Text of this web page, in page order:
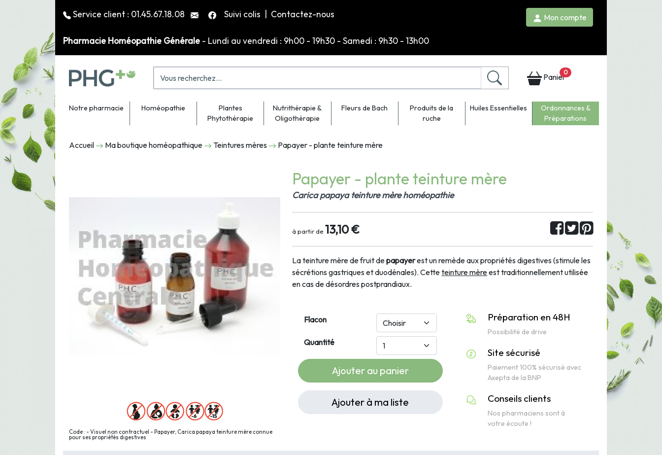
Service client : 01.45.67.18.08 Suivi colis Contactez-nous Mon compte
Pharmacie Homéopathie Générale - Lundi au vendredi : 9h00 - 19h30 - Samedi : 9h30 - 13h00
Panier0
Notre pharmacie Homéopathie
Plantes
Phytothérapie
Nutrithérapie &
Oligothérapie
Fleurs de Bach
Produits de la
ruche
Huiles Essentielles
Ordonnances &
Préparations
Accueil Ma boutique homéopathique Teintures mères Papayer - plante teinture mère
Code : - Visuel non contractuel - Papayer, Carica papaya teinture mère connue
pour ses propriétés digestives
Papayer - plante teinture mère
Carica papaya teinture mère homéopathie
à partir de 13,10 €
La teinture mère de fruit depapayerest un remède aux propriétés digestives (stimule les
sécrétions gastriques et duodénales). Cetteteinture mèreest traditionnellement utilisée
en cas de désordres postprandiaux.
Flacon
Quantité
Ajouter au panier
Ajouter à ma liste
Préparation en 48H
Possibilité de drive
Site sécurisé
Paiement 100% sécurisé avec
Axepta de la BNP
Conseils clients
Nos pharmaciens sont à
votre écoute !